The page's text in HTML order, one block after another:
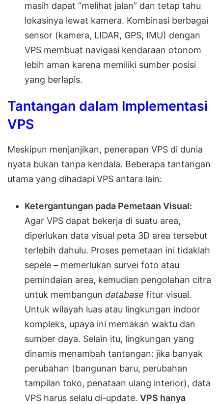
masih dapat “melihat jalan” dan tetap tahu
lokasinya lewat kamera. Kombinasi berbagai
sensor (kamera, LIDAR, GPS, IMU) dengan
VPS membuat navigasi kendaraan otonom
lebih aman karena memiliki sumber posisi
yang berlapis.
Tantangan dalam Implementasi
VPS
Meskipun menjanjikan, penerapan VPS di dunia
nyata bukan tanpa kendala. Beberapa tantangan
utama yang dihadapi VPS antara lain:
Ketergantungan pada Pemetaan Visual:
Agar VPS dapat bekerja di suatu area,
diperlukan data visual peta 3D area tersebut
terlebih dahulu. Proses pemetaan ini tidaklah
sepele – memerlukan survei foto atau
pemindaian area, kemudian pengolahan citra
untuk membangun database fitur visual.
Untuk wilayah luas atau lingkungan indoor
kompleks, upaya ini memakan waktu dan
sumber daya. Selain itu, lingkungan yang
dinamis menambah tantangan: jika banyak
perubahan (bangunan baru, perubahan
tampilan toko, penataan ulang interior), data
VPS harus selalu di-update. VPS hanya